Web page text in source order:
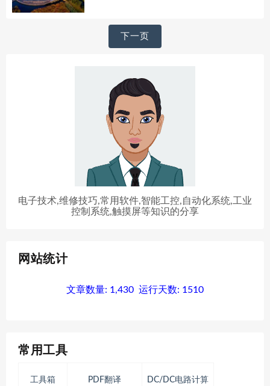
下一页
电子技术,维修技巧,常用软件,智能工控,自动化系统,工业
控制系统,触摸屏等知识的分享
网站统计
文章数量: 1,430 运行天数: 1510
常用工具
工具箱 PDF翻译 DC/DC电路计算